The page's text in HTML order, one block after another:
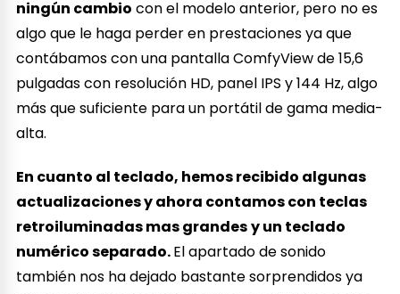
ningún cambio con el modelo anterior, pero no es
algo que le haga perder en prestaciones ya que
contábamos con una pantalla ComfyView de 15,6
pulgadas con resolución HD, panel IPS y 144 Hz, algo
más que suficiente para un portátil de gama media-
alta.
En cuanto al teclado, hemos recibido algunas
actualizaciones y ahora contamos con teclas
retroiluminadas mas grandesy un teclado
numérico separado.El apartado de sonido
también nos ha dejado bastante sorprendidos ya